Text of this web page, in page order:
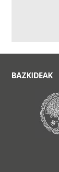
BAZKIDEAK